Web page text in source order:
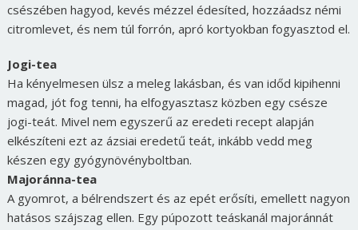
csészében hagyod, kevés mézzel édesíted, hozzáadsz némi
citromlevet, és nem túl forrón, apró kortyokban fogyasztod el.
Jogi-tea
Ha kényelmesen ülsz a meleg lakásban, és van időd kipihenni
magad, jót fog tenni, ha elfogyasztasz közben egy csésze
jogi-teát. Mivel nem egyszerű az eredeti recept alapján
elkészíteni ezt az ázsiai eredetű teát, inkább vedd meg
készen egy gyógynövényboltban.
Majoránna-tea
A gyomrot, a bélrendszert és az epét erősíti, emellett nagyon
hatásos szájszag ellen. Egy púpozott teáskanál majoránnát